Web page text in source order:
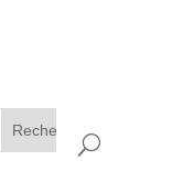
Rechercher